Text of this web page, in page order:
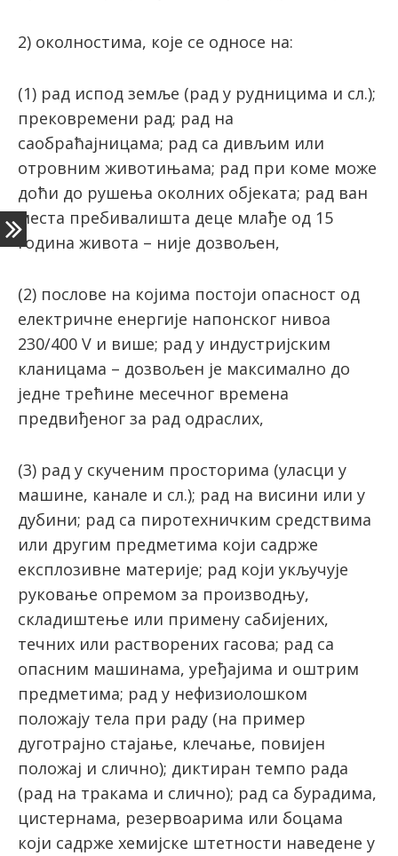
2) околностима, које се односе на:
(1) рад испод земље (рад у рудницима и сл.);
прековремени рад; рад на
саобраћајницама; рад са дивљим или
отровним животињама; рад при коме може
доћи до рушења околних објеката; рад ван
места пребивалишта деце млађе од 15
година живота – није дозвољен,
(2) послове на којима постоји опасност од
електричне енергије напонског нивоа
230/400 V и више; рад у индустријским
кланицама – дозвољен је максимално до
једне трећине месечног времена
предвиђеног за рад одраслих,
(3) рад у скученим просторима (уласци у
машине, канале и сл.); рад на висини или у
дубини; рад са пиротехничким средствима
или другим предметима који садрже
експлозивне материје; рад који укључује
руковање опремом за производњу,
складиштење или примену сабијених,
течних или растворених гасова; рад са
опасним машинама, уређајима и оштрим
предметима; рад у нефизиолошком
положају тела при раду (на пример
дуготрајно стајање, клечање, повијен
положај и слично); диктиран темпо рада
(рад на тракама и слично); рад са бурадима,
цистернама, резервоарима или боцама
који садрже хемијске штетности наведене у